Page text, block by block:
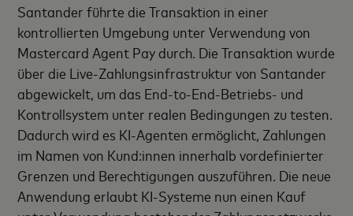
Santander führte die Transaktion in einer
kontrollierten Umgebung unter Verwendung von
Mastercard Agent Pay durch. Die Transaktion wurde
über die Live-Zahlungsinfrastruktur von Santander
abgewickelt, um das End-to-End-Betriebs- und
Kontrollsystem unter realen Bedingungen zu testen.
Dadurch wird es KI-Agenten ermöglicht, Zahlungen
im Namen von Kund:innen innerhalb vordefinierter
Grenzen und Berechtigungen auszuführen. Die neue
Anwendung erlaubt KI-Systeme nun einen Kauf